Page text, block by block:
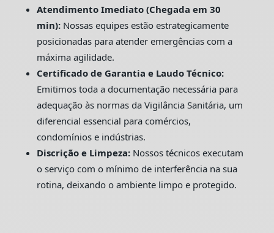
Atendimento Imediato (Chegada em 30
min):Nossas equipes estão estrategicamente
posicionadas para atender emergências com a
máxima agilidade.
Certificado de Garantia e Laudo Técnico:
Emitimos toda a documentação necessária para
adequação às normas da Vigilância Sanitária, um
diferencial essencial para comércios,
condomínios e indústrias.
Discrição e Limpeza:Nossos técnicos executam
o serviço com o mínimo de interferência na sua
rotina, deixando o ambiente limpo e protegido.